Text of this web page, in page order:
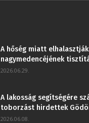
A hőség miatt
nagymedencéjének
2026.06.29.
A lakosság segítségére
toborzást hirdettek
2026.06.08.